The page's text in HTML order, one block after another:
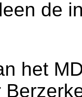
de
het